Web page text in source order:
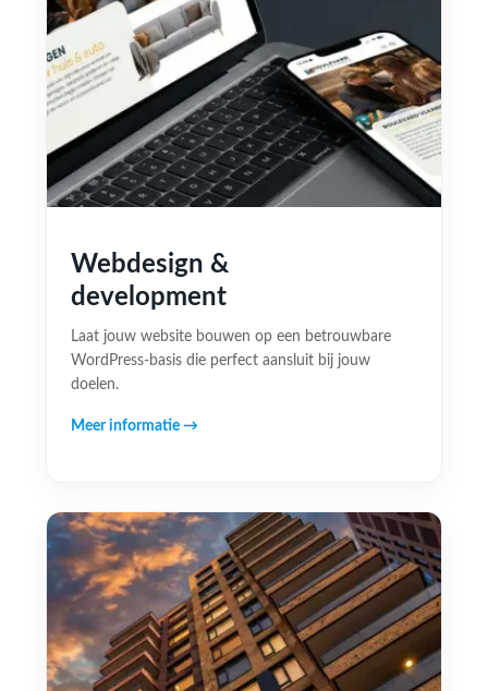
Webdesign &
development
Laat jouw website bouwen op een betrouwbare
WordPress-basis die perfect aansluit bij jouw
doelen.
Meer informatie →